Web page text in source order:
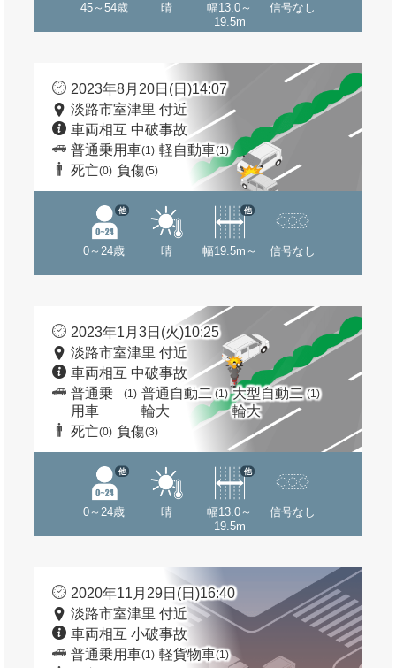
45～54歳 晴
幅13.0～
19.5m
信号なし
2023年8月20日(日)14:07
淡路市室津里 付近
車両相互 中破事故
普通乗用車(1) 軽自動車(1)
死亡(0) 負傷(5)
0～24歳
他
晴 幅19.5m～
他
信号なし
2023年1月3日(火)10:25
淡路市室津里 付近
車両相互 中破事故
普通乗
用車
(1) 普通自動二
輪大
(1) 大型自動二
輪大
(1)
死亡(0) 負傷(3)
0～24歳
他
晴
幅13.0～
19.5m
他
信号なし
2020年11月29日(日)16:40
淡路市室津里 付近
車両相互 小破事故
普通乗用車(1) 軽貨物車(1)